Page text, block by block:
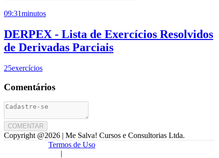
09:31minutos
DERPEX - Lista de Exercícios Resolvidos
de Derivadas Parciais
25exercícios
Comentários
COMENTAR
Copyright @2026 | Me Salva! Cursos e Consultorias Ltda.
Termos de Uso
|